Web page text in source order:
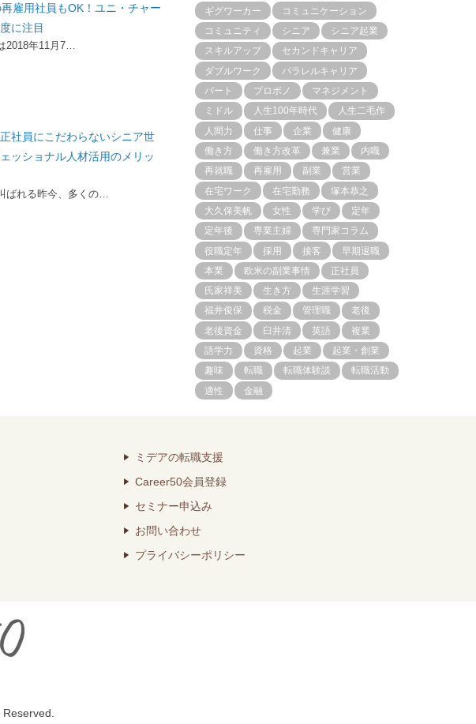
雇用社員もOK！ユニ・チャー
に注目
2018年11月7…
社員にこだわらないシニア世
ッショナル人材活用のメリッ
ばれる昨今、多くの…
ギグワーカー
コミュニケーション
コミュニティ
シニア
シニア起業
スキルアップ
セカンドキャリア
ダブルワーク
パラレルキャリア
パート
プロボノ
マネジメント
ミドル
人生100年時代
人生二毛作
人間力
仕事 企業
健康
働き方
働き方改革 兼業
内職
再就職
再雇用 副業
営業
在宅ワーク
在宅勤務
塚本恭之
大久保美帆
女性 学び
定年
定年後
専業主婦
専門家コラム
役職定年
採用 接客
早期退職
本業
欧米の副業事情
正社員
氏家祥美
生き方
生涯学習
福井俊保
税金 管理職
老後
老後資金
臼井清 英語
複業
語学力
資格 起業
起業・創業
趣味
転職 転職体験談
転職活動
適性
金融
ミデアの転職支援
Career50会員登録
セミナー申込み
お問い合わせ
プライバシーポリシー